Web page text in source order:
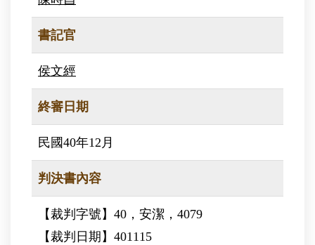
書記官
侯文經
終審日期
民國40年12月
判決書內容
【裁判字號】40，安潔，4079
【裁判日期】401115